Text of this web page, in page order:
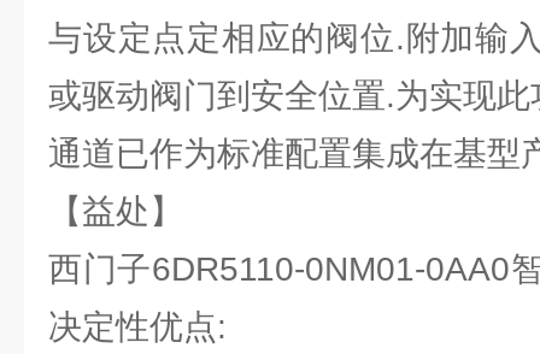
与设定点定相应的阀位.附加输
或驱动阀门到安全位置.为实现
通道已作为标准配置集成在基型
【益处】
西门子6DR5110-0NM01-0AA0
决定性优点: